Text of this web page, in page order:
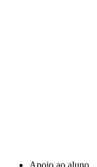
Apoio ao aluno